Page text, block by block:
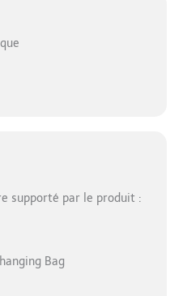
supporté par le produit :
Bag